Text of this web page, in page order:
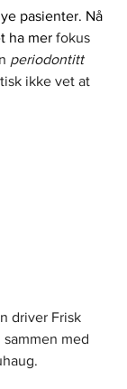
pasienter. Nå
ha mer fokus
periodontitt
ikke vet at
driver Frisk
med